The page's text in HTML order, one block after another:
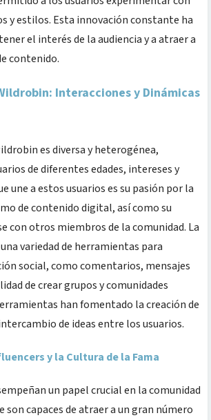
y estilos. Esta innovación constante ha
el interés de la audiencia y a atraer a
contenido.
Interacciones y Dinámicas
es diversa y heterogénea,
de diferentes edades, intereses y
une a estos usuarios es su pasión por la
de contenido digital, así como su
con otros miembros de la comunidad. La
variedad de herramientas para
social, como comentarios, mensajes
de crear grupos y comunidades
han fomentado la creación de
de ideas entre los usuarios.
y la Cultura de la Fama
un papel crucial en la comunidad
son capaces de atraer a un gran número